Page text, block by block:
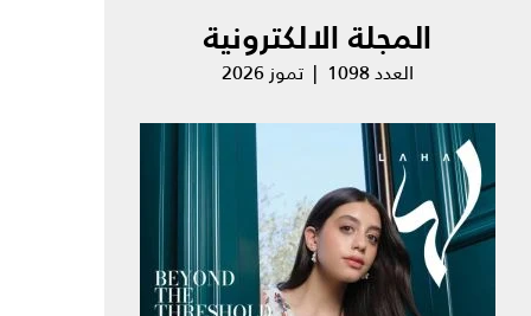
المجلة الالكترونية
العدد 1098 | تموز 2026